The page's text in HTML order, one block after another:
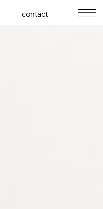
contact